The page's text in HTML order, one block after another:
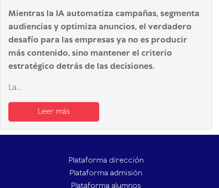
Mientras la IA automatiza campañas, segmenta
audiencias y optimiza anuncios, el verdadero
desafío para las empresas ya no es producir
más contenido, sino mantener el criterio
estratégico detrás de las decisiones.
La...
Leer más
Plataforma dirección
Plataforma admisión
Plataforma alumnos